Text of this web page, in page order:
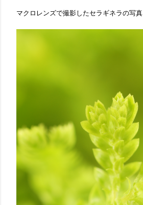
マクロレンズで撮影したセラギネラの写真